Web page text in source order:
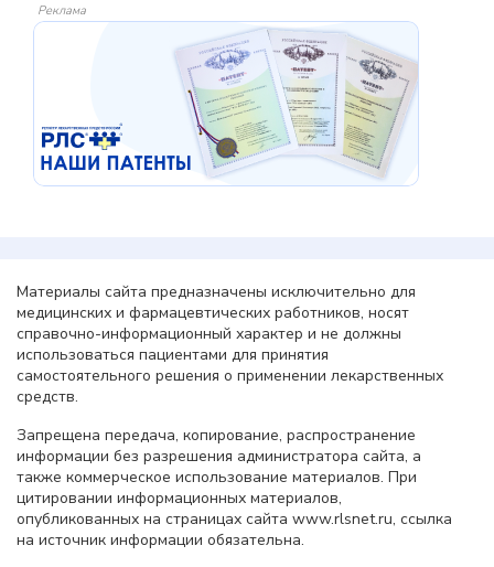
Реклама
Материалы сайта предназначены исключительно для
медицинских и фармацевтических работников, носят
справочно-информационный характер и не должны
использоваться пациентами для принятия
самостоятельного решения о применении лекарственных
средств.
Запрещена передача, копирование, распространение
информации без разрешения администратора сайта, а
также коммерческое использование материалов. При
цитировании информационных материалов,
опубликованных на страницах сайта www.rlsnet.ru, ссылка
на источник информации обязательна.